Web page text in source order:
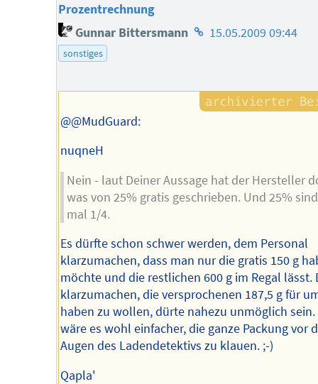
Prozentrechnung
Gunnar Bittersmann Homepage
15.05.2009 09:44
sonstiges
@@MudGuard:
nuqneH
Nein - laut Deiner Aussage hat der Hersteller
was von 25% gratis geschrieben. Und 25%
mal 1/4.
Es dürfte schon schwer werden, dem Personal
klarzumachen, dass man nur die gratis 150 g
möchte und die restlichen 600 g im Regal lässt.
klarzumachen, die versprochenen 187,5 g für
haben zu wollen, dürte nahezu unmöglich sein.
wäre es wohl einfacher, die ganze Packung vor
Augen des Ladendetektivs zu klauen. ;-)
Qapla'